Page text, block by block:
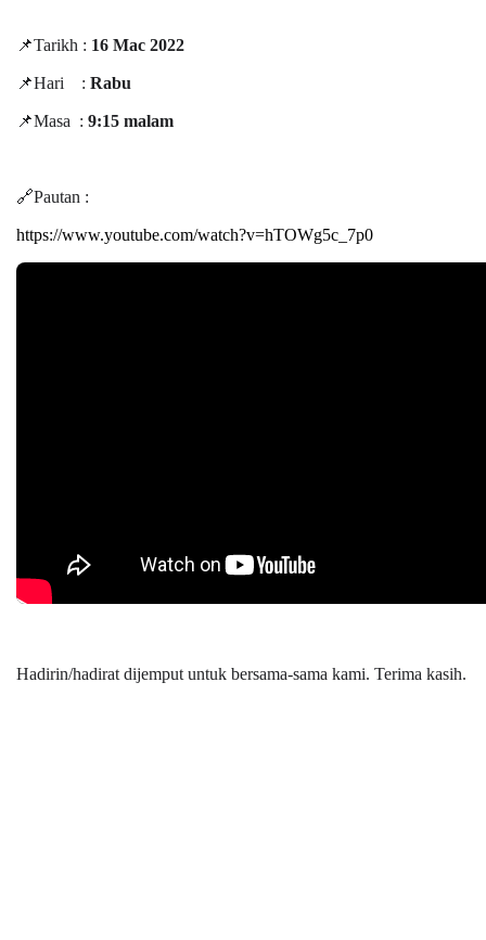
📌Tarikh : 16 Mac 2022
📌Hari : Rabu
📌Masa : 9:15 malam
🔗Pautan :
https://www.youtube.com/watch?v=hTOWg5c_7p0
Hadirin/hadirat dijemput untuk bersama-sama kami. Terima kasih.